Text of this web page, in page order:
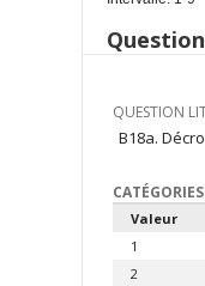
QUESTION
B18a.
CATÉGORIES
Valeur
1
2